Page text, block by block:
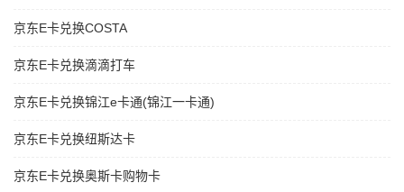
京东E卡兑换COSTA
京东E卡兑换滴滴打车
京东E卡兑换锦江e卡通(锦江一卡通)
京东E卡兑换纽斯达卡
京东E卡兑换奥斯卡购物卡